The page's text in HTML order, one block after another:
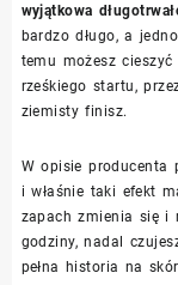
wyjątkowa
bardzo długo, a
temu możesz
rześkiego startu,
ziemisty finisz.
W opisie producenta
i właśnie taki efekt
zapach zmienia się i
godziny, nadal
pełna historia na